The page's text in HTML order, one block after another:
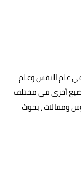
علم النفس وعلم
أخرى في مختلف
ومقالات ، بحوث